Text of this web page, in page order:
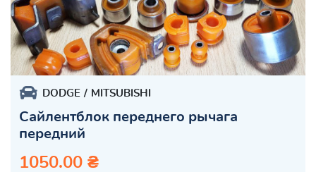
DODGE MITSUBISHI
Сайлентблок переднего рычага
передний
1050.00 ₴